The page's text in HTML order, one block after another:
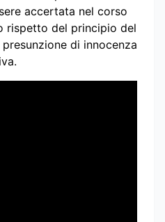
accertata nel corso
rispetto del principio del
di innocenza